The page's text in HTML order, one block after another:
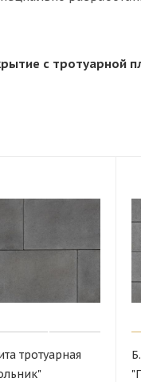
с тротуарной
тротуарная